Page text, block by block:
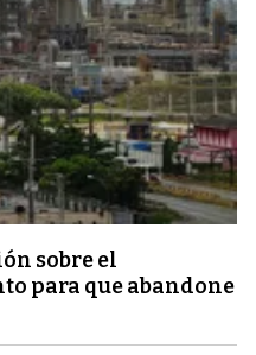
sobre el
para que abandone